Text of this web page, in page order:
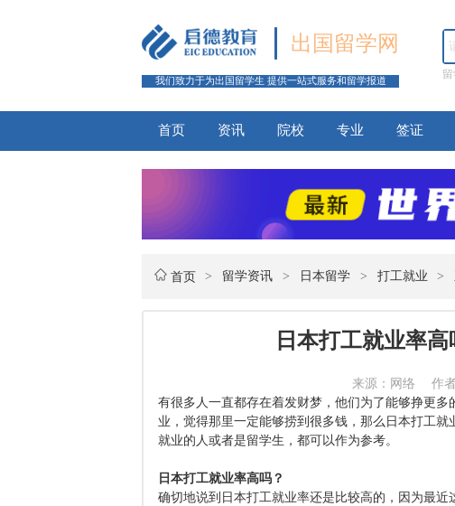
出国留学网
我们致力于为出国留学生 提供一站式服务和留学报道
首页 资讯 院校 专业 签证
首页 > 留学资讯 > 日本留学 > 打工就业 >
日本打工就业率
来源：网络 作者
有很多人一直都存在着发财梦，他们为了能够挣更
业，觉得那里一定能够捞到很多钱，那么日本打工
就业的人或者是留学生，都可以作为参考。
日本打工就业率高吗？
确切地说到日本打工就业率还是比较高的，因为最